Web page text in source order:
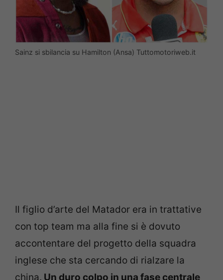
Sainz si sbilancia su Hamilton (Ansa) Tuttomotoriweb.it
Il figlio d’arte del Matador era in trattative
con top team ma alla fine si è dovuto
accontentare del progetto della squadra
inglese che sta cercando di rialzare la
china. Un duro colpo in una fase centrale